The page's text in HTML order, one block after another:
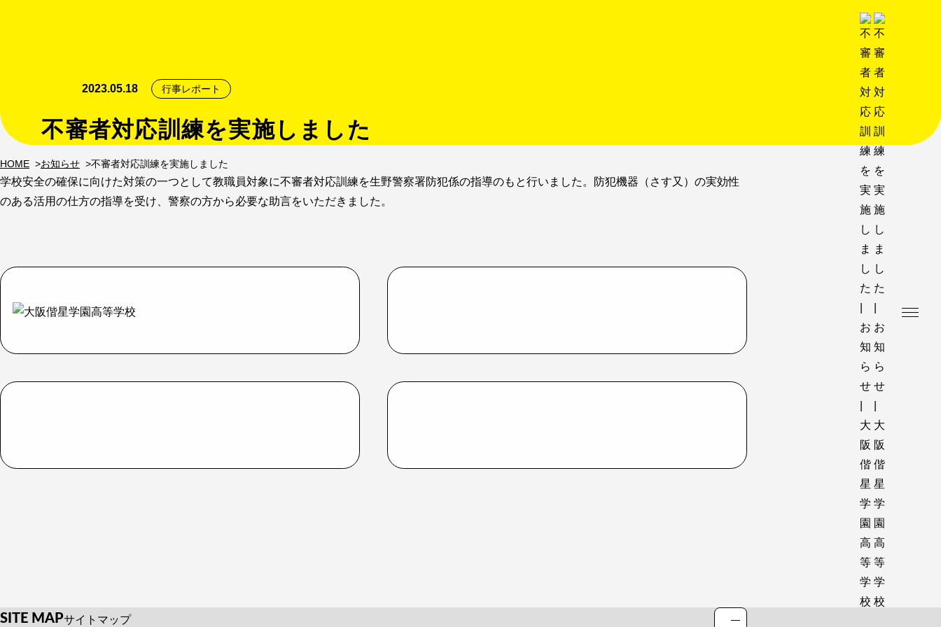
2023.05.18 行事レポート
不審者対応訓練を実施しました
HOME お知らせ 不審者対応訓練を実施しました
学校安全の確保に向けた対策の一つとして教職員対象に不審者対応訓練を生野警察署防犯係の指導のもと行いました。防犯機器（さす又）の実効性
のある活用の仕方の指導を受け、警察の方から必要な助言をいただきました。
SITE MAPサイトマップ